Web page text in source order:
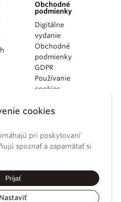
cookies
pri poskytovaní
spoznať a zapamätať si
Prijať
Nastaviť
Obchodné
podmienky
Digitálne
vydanie
Obchodné
podmienky
GDPR
Používanie
cookies